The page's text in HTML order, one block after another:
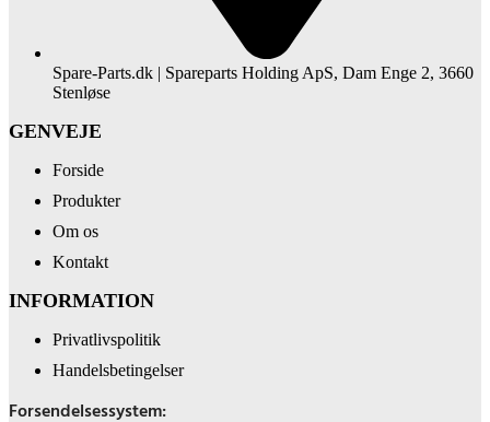
Spare-Parts.dk | Spareparts Holding ApS, Dam Enge 2, 3660
Stenløse
GENVEJE
Forside
Produkter
Om os
Kontakt
INFORMATION
Privatlivspolitik
Handelsbetingelser
Forsendelsessystem: